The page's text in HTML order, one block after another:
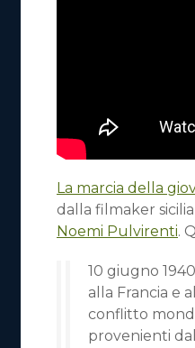
La marcia della
dalla filmaker
Noemi Pulvirenti.
10 giugno
alla Francia e
conflitto
provenienti